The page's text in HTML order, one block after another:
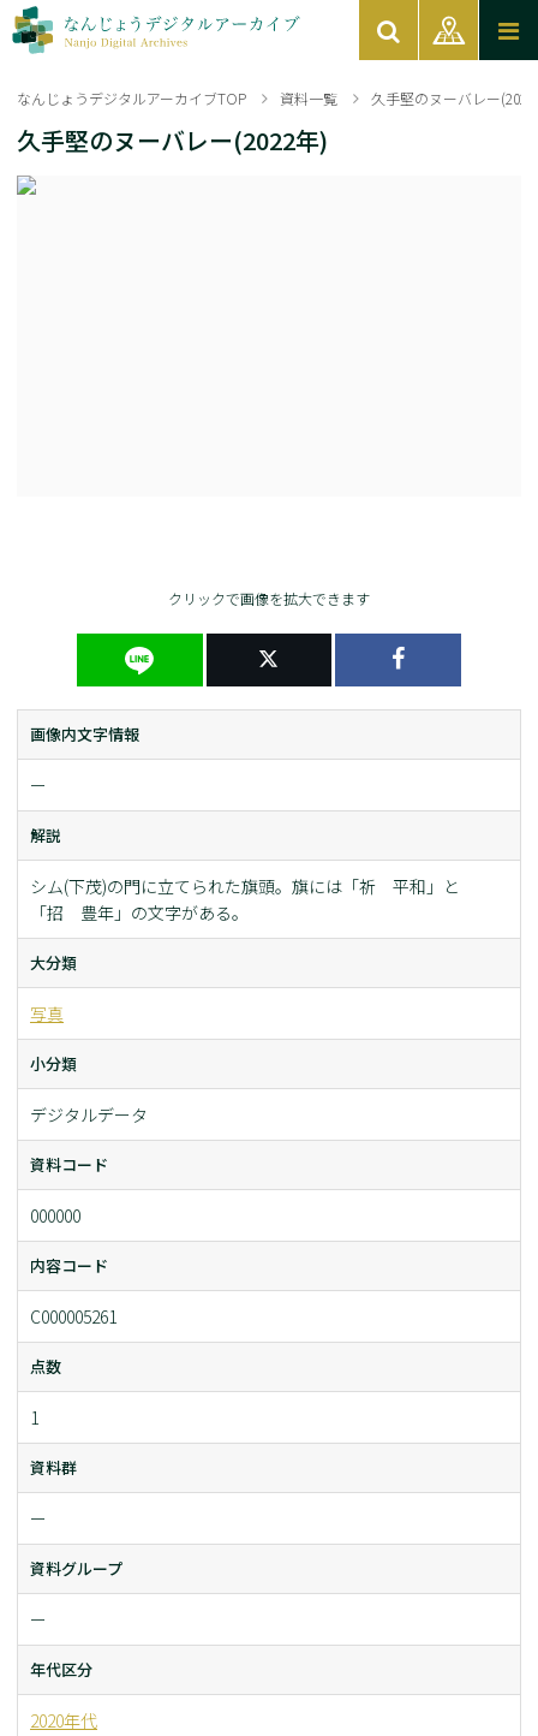
なんじょうデジタルアーカイブTOP 資料一覧 久手堅のヌーバレー
久手堅のヌーバレー(2022年)
クリックで画像を拡大できます
画像内文字情報
ー
解説
シム(下茂)の門に立てられた旗頭。旗には「祈 平和」と
「招 豊年」の文字がある。
大分類
写真
小分類
デジタルデータ
資料コード
000000
内容コード
C000005261
点数
1
資料群
ー
資料グループ
ー
年代区分
2020年代